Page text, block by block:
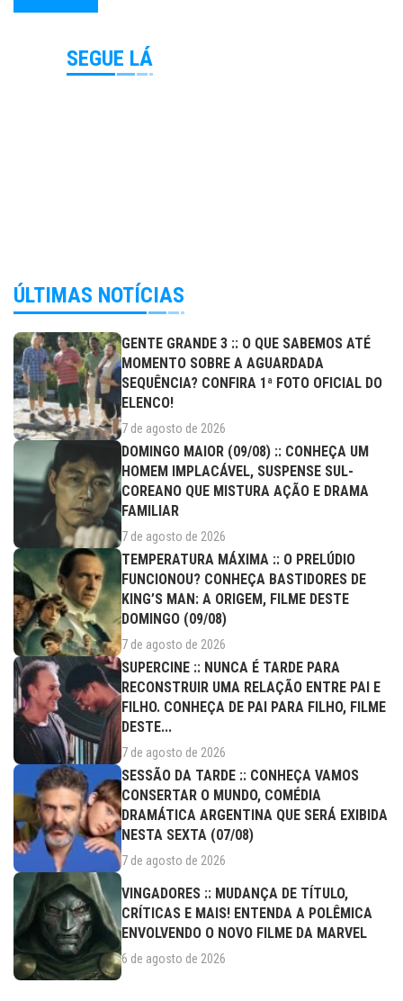
SEGUE LÁ
ÚLTIMAS NOTÍCIAS
GENTE GRANDE 3 :: O QUE SABEMOS ATÉ
MOMENTO SOBRE A AGUARDADA
SEQUÊNCIA? CONFIRA 1ª FOTO OFICIAL DO
ELENCO!
7 de agosto de 2026
DOMINGO MAIOR (09/08) :: CONHEÇA UM
HOMEM IMPLACÁVEL, SUSPENSE SUL-
COREANO QUE MISTURA AÇÃO E DRAMA
FAMILIAR
7 de agosto de 2026
TEMPERATURA MÁXIMA :: O PRELÚDIO
FUNCIONOU? CONHEÇA BASTIDORES DE
KING’S MAN: A ORIGEM, FILME DESTE
DOMINGO (09/08)
7 de agosto de 2026
SUPERCINE :: NUNCA É TARDE PARA
RECONSTRUIR UMA RELAÇÃO ENTRE PAI E
FILHO. CONHEÇA DE PAI PARA FILHO, FILME
DESTE...
7 de agosto de 2026
SESSÃO DA TARDE :: CONHEÇA VAMOS
CONSERTAR O MUNDO, COMÉDIA
DRAMÁTICA ARGENTINA QUE SERÁ EXIBIDA
NESTA SEXTA (07/08)
7 de agosto de 2026
VINGADORES :: MUDANÇA DE TÍTULO,
CRÍTICAS E MAIS! ENTENDA A POLÊMICA
ENVOLVENDO O NOVO FILME DA MARVEL
6 de agosto de 2026